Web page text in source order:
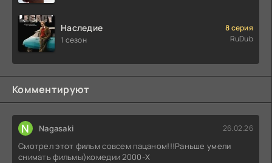
Наследие
1 сезон
8 серия
RuDub
Комментируют
N Nagasaki 26.02.26
Смотрел этот фильм совсем пацаном!!!Раньше умели
снимать фильмы)комедии 2000-X